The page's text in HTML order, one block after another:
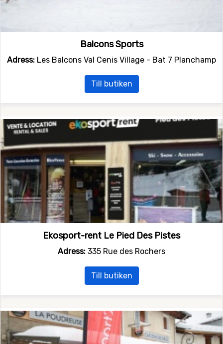
Balcons Sports
Adress: Les Balcons Val Cenis Village - Bat 7 Planchamp
Till butiken
Ekosport-rent Le Pied Des Pistes
Adress: 335 Rue des Rochers
Till butiken